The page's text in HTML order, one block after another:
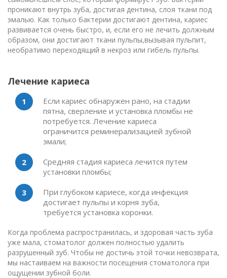
проникают внутрь зуба, достигая дентина, слоя ткани под
эмалью. Как только бактерии достигают дентина, кариес
развивается очень быстро, и, если его не лечить должным
образом, они достигают ткани пульпы,вызывая пульпит,
необратимо переходящий в некроз или гибель пульпы.
Лечение кариеса
Если кариес обнаружен рано, на стадии
пятна, сверление и установка пломбы не
потребуется. Лечение кариеса
ограничится реминерализацией зубной
эмали;
Средняя стадия кариеса лечится путем
установки пломбы;
При глубоком кариесе, когда инфекция
достигает пульпы и корня зуба,
требуется установка коронки.
Когда проблема распространилась, и здоровая часть зуба
уже мала, стоматолог должен полностью удалить
разрушенный зуб. Чтобы не достичь этой точки невозврата,
мы настаиваем на важности посещения стоматолога при
ощущении зубной боли.